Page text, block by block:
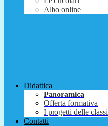
Albo online
Didattica
Panoramica
Offerta formativa
I progetti delle classi
Contatti